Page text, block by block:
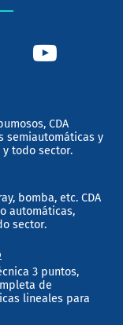
CDA
semiautomáticas y
todo sector.
bomba, etc. CDA
automáticas,
sector.
3 puntos,
de
lineales para